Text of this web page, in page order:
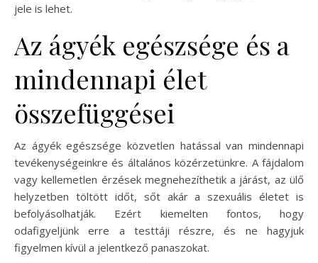
jele is lehet.
Az ágyék egészsége és a
mindennapi élet
összefüggései
Az ágyék egészsége közvetlen hatással van mindennapi
tevékenységeinkre és általános közérzetünkre. A fájdalom
vagy kellemetlen érzések megnehezíthetik a járást, az ülő
helyzetben töltött időt, sőt akár a szexuális életet is
befolyásolhatják. Ezért kiemelten fontos, hogy
odafigyeljünk erre a testtáji részre, és ne hagyjuk
figyelmen kívül a jelentkező panaszokat.